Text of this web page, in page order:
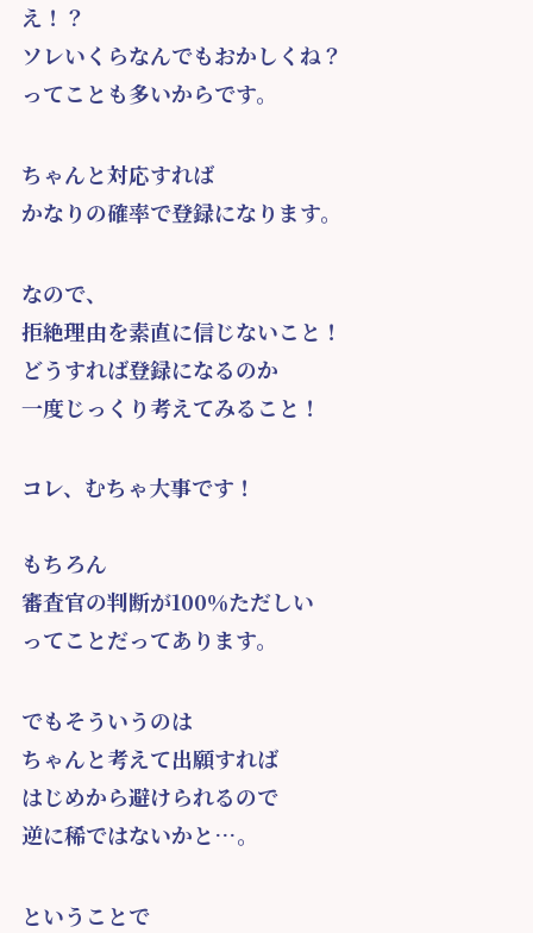
え！？
ソレいくらなんでもおかしくね？
ってことも多いからです。
ちゃんと対応すれば
かなりの確率で登録になります。
なので、
拒絶理由を素直に信じないこと！
どうすれば登録になるのか
一度じっくり考えてみること！
コレ、むちゃ大事です！
もちろん
審査官の判断が100％ただしい
ってことだってあります。
でもそういうのは
ちゃんと考えて出願すれば
はじめから避けられるので
逆に稀ではないかと…。
ということで